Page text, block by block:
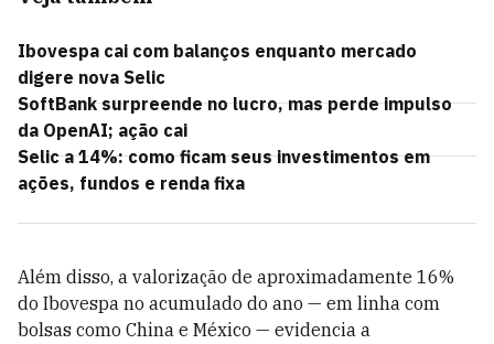
Ibovespa cai com balanços enquanto mercado
digere nova Selic
SoftBank surpreende no lucro, mas perde impulso
da OpenAI; ação cai
Selic a 14%: como ficam seus investimentos em
ações, fundos e renda fixa
Além disso, a valorização de aproximadamente 16%
do Ibovespa no acumulado do ano — em linha com
bolsas como China e México — evidencia a